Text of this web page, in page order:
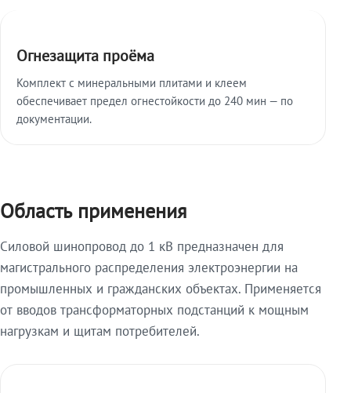
Огнезащита проёма
Комплект с минеральными плитами и клеем
обеспечивает предел огнестойкости до 240 мин — по
документации.
Область применения
Силовой шинопровод до 1 кВ предназначен для
магистрального распределения электроэнергии на
промышленных и гражданских объектах. Применяется
от вводов трансформаторных подстанций к мощным
нагрузкам и щитам потребителей.